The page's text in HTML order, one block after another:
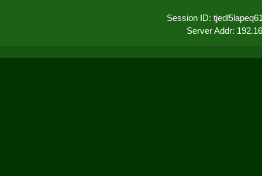
Session ID:
Server Addr: